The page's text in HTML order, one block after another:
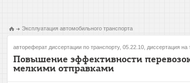
Эксплуатация автомобильного транспорта
автореферат диссертации по транспорту, 05.22.10, диссертация на
Повышение эффективности
мелкими отправками